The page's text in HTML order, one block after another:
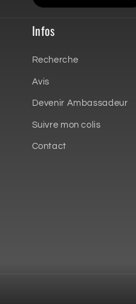
Infos
Recherche
Avis
Devenir Ambassadeur
Suivre mon colis
Contact